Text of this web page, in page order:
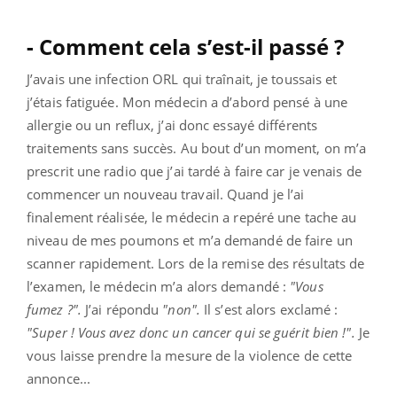
- Comment cela s’est-il passé ?
J’avais une infection ORL qui traînait, je toussais et
j’étais fatiguée. Mon médecin a d’abord pensé à une
allergie ou un reflux, j’ai donc essayé différents
traitements sans succès. Au bout d’un moment, on m’a
prescrit une radio que j’ai tardé à faire car je venais de
commencer un nouveau travail. Quand je l’ai
finalement réalisée, le médecin a repéré une tache au
niveau de mes poumons et m’a demandé de faire un
scanner rapidement. Lors de la remise des résultats de
l’examen, le médecin m’a alors demandé : "Vous
fumez ?". J’ai répondu "non". Il s’est alors exclamé :
"Super ! Vous avez donc un cancer qui se guérit bien !". Je
vous laisse prendre la mesure de la violence de cette
annonce...